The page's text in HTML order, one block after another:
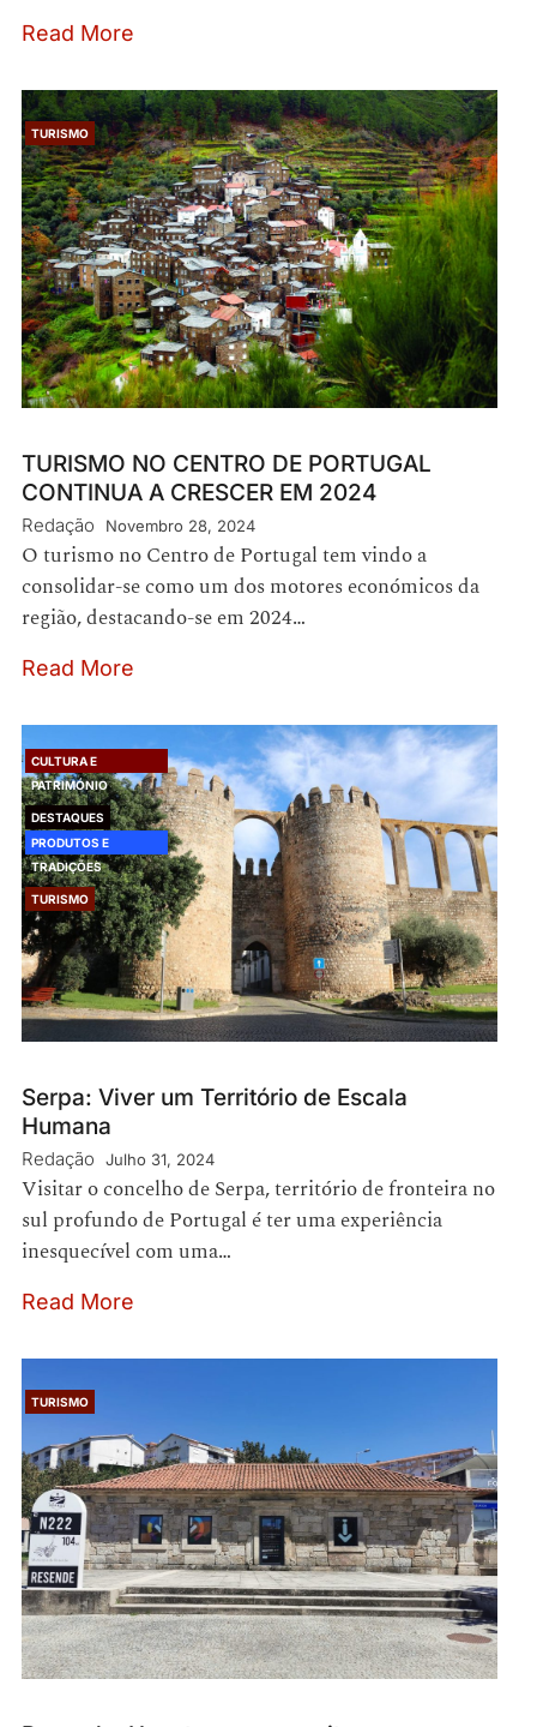
Read More
TURISMO
TURISMO NO CENTRO DE PORTUGAL
CONTINUA A CRESCER EM 2024
Redação Novembro 28, 2024
O turismo no Centro de Portugal tem vindo a
consolidar-se como um dos motores económicos da
região, destacando-se em 2024…
Read More
CULTURA E
PATRIMÓNIO
DESTAQUES
PRODUTOS E
TRADIÇÕES
TURISMO
Serpa: Viver um Território de Escala
Humana
Redação Julho 31, 2024
Visitar o concelho de Serpa, território de fronteira no
sul profundo de Portugal é ter uma experiência
inesquecível com uma…
Read More
TURISMO